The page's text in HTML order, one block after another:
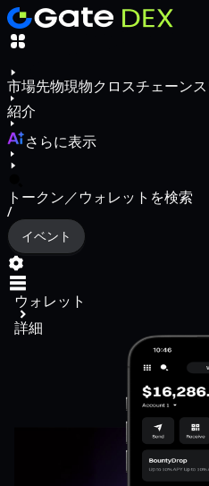
市場先物現物クロスチェーン
紹介
さらに表示
トークン／ウォレットを検索
/
イベント
ウォレット
詳細